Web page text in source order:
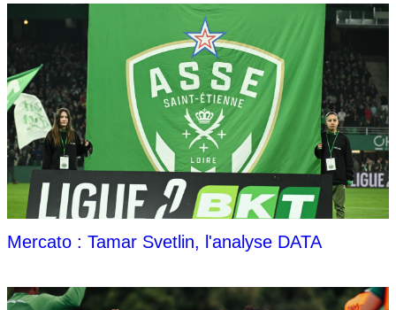
Mercato : Tamar Svetlin, l'analyse DATA